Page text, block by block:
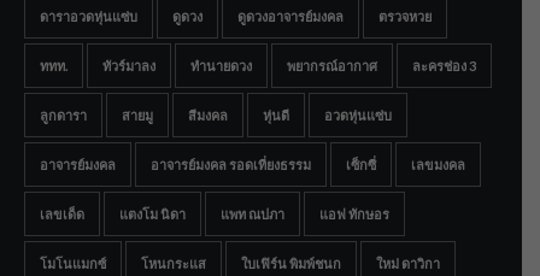
ดาราอวดหุ่นแซ่บ ดูดวง ดูดวงอาจารย์มงคล ตรวจหวย
ททท. ทัวร์มาลง ทำนายดวง พยากรณ์อากาศ ละครช่อง 3
ลูกดารา สายมู สีมงคล หุ่นดี อวดหุ่นแซ่บ
อาจารย์มงคล อาจารย์มงคล รอดเที่ยงธรรม เซ็กซี่ เลขมงคล
เลขเด็ด แตงโม นิดา แพท ณปภา แอฟ ทักษอร
โมโนแมกซ์ โหนกระแส ใบเฟิร์น พิมพ์ชนก ใหม่ ดาวิกา